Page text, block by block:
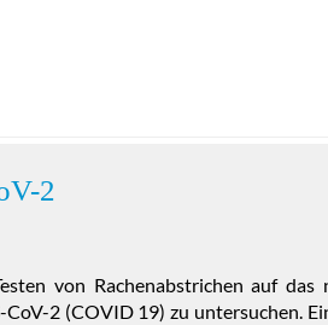
2
von Rachenabstrichen auf das
2 (COVID 19) zu untersuchen.